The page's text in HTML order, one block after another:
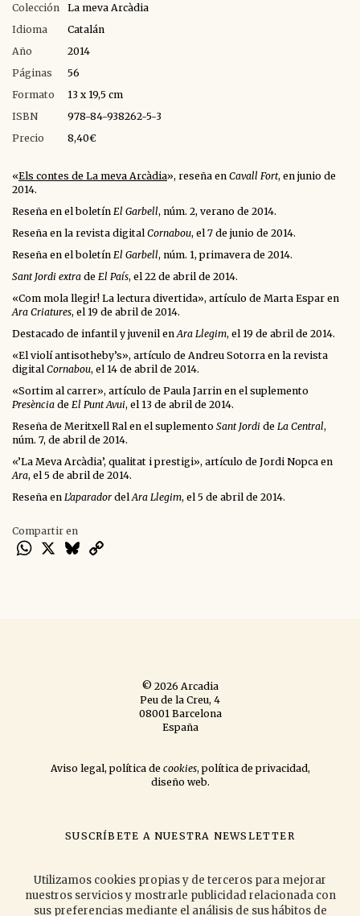
Colección
La meva Arcàdia
Idioma
Catalán
Año
2014
Páginas
56
Formato
13 x 19,5 cm
ISBN
978-84-938262-5-3
Precio
8,40€
«Els contes de La meva Arcàdia», reseña en Cavall Fort, en junio de
2014.
Reseña en el boletín El Garbell, núm. 2, verano de 2014.
Reseña en la revista digital Cornabou, el 7 de junio de 2014.
Reseña en el boletín El Garbell, núm. 1, primavera de 2014.
Sant Jordi extra de El País, el 22 de abril de 2014.
«Com mola llegir! La lectura divertida», artículo de Marta Espar en
Ara Criatures, el 19 de abril de 2014.
Destacado de infantil y juvenil en Ara Llegim, el 19 de abril de 2014.
«El violí antisotheby’s», artículo de Andreu Sotorra en la revista
digital Cornabou, el 14 de abril de 2014.
«Sortim al carrer», artículo de Paula Jarrin en el suplemento
Presència de El Punt Avui, el 13 de abril de 2014.
Reseña de Meritxell Ral en el suplemento Sant Jordi de La Central,
núm. 7, de abril de 2014.
«’La Meva Arcàdia’, qualitat i prestigi», artículo de Jordi Nopca en
Ara, el 5 de abril de 2014.
Reseña en L’aparador del Ara Llegim, el 5 de abril de 2014.
Compartir en
WhatsApp
X Bluesky
© 2026 Arcadia
Peu de la Creu, 4
08001 Barcelona
España
Aviso legal,política de cookies,política de privacidad,
diseño web.
SUSCRÍBETE A NUESTRA NEWSLETTER
actividades que organizamos.
Utilizamos cookies propias y de terceros para mejorar
nuestros servicios y mostrarle publicidad relacionada con
sus preferencias mediante el análisis de sus hábitos de